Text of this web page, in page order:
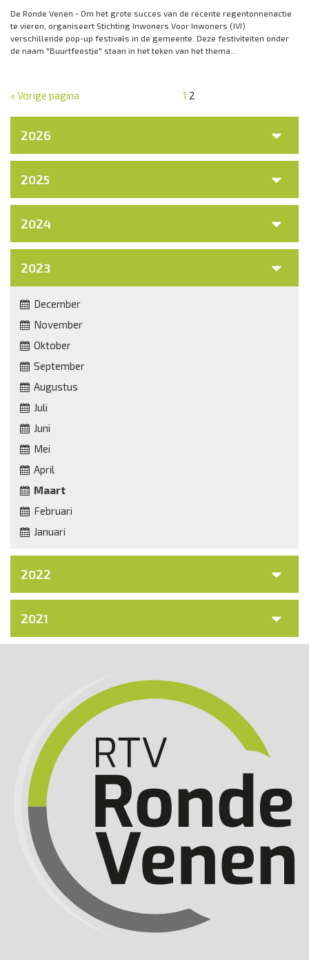
De Ronde Venen - Om het grote succes van de recente regentonnenactie
te vieren, organiseert Stichting Inwoners Voor Inwoners (IVI)
verschillende pop-up festivals in de gemeente. Deze festiviteiten onder
de naam "Buurtfeestje" staan in het teken van het thema...
« Vorige pagina 1 2
2026
2025
2024
2023
December
November
Oktober
September
Augustus
Juli
Juni
Mei
April
Maart
Februari
Januari
2022
2021